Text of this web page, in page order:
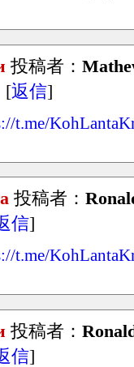
投稿者：
[返信]
t.me/
投稿者：
信]
t.me/
投稿者：
信]